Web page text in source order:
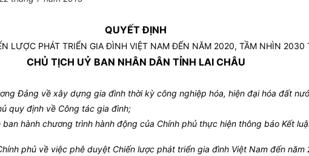
QUYẾT ĐỊNH
LƯỢC PHÁT TRIỂN GIA ĐÌNH VIỆT NAM ĐẾN NĂM 2020, TẦM NHÌN
CHỦ TỊCH UỶ BAN NHÂN DÂN TỈNH LAI CHÂU
Đảng về xây dựng gia đình thời kỳ công nghiệp hóa, hiện đại hóa đất
quy định về Công tác gia đình;
hành chương trình hành động của Chính phủ thực hiện thông báo Kết
phủ về việc phê duyệt Chiến lược phát triển gia đình Việt Nam đến năm